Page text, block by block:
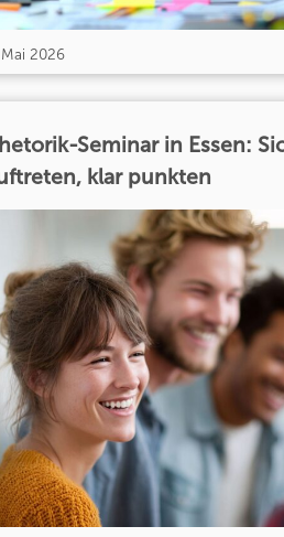
2026
Seminar in Essen:
klar punkten